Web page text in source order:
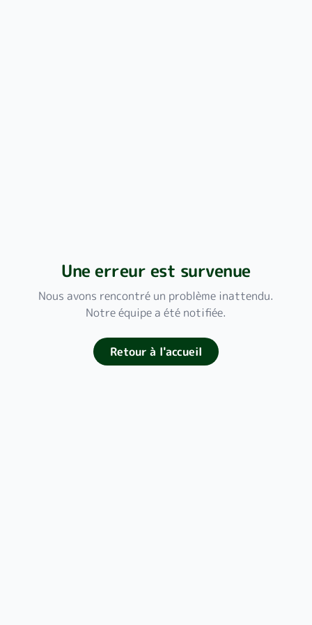
Une erreur est survenue
Nous avons rencontré un problème inattendu.
Notre équipe a été notifiée.
Retour à l'accueil